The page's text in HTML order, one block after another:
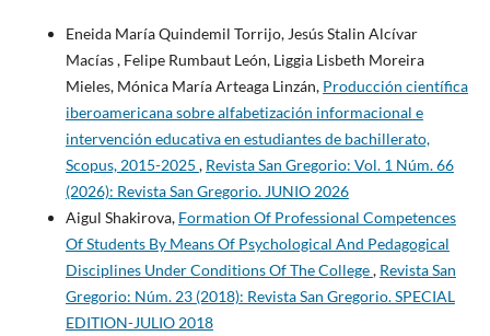
Eneida María Quindemil Torrijo, Jesús Stalin Alcívar
Macías , Felipe Rumbaut León, Liggia Lisbeth Moreira
Mieles, Mónica María Arteaga Linzán, Producción científica
iberoamericana sobre alfabetización informacional e
intervención educativa en estudiantes de bachillerato,
Scopus, 2015-2025 , Revista San Gregorio: Vol. 1 Núm. 66
(2026): Revista San Gregorio. JUNIO 2026
Aigul Shakirova, Formation Of Professional Competences
Of Students By Means Of Psychological And Pedagogical
Disciplines Under Conditions Of The College, Revista San
Gregorio: Núm. 23 (2018): Revista San Gregorio. SPECIAL
EDITION-JULIO 2018